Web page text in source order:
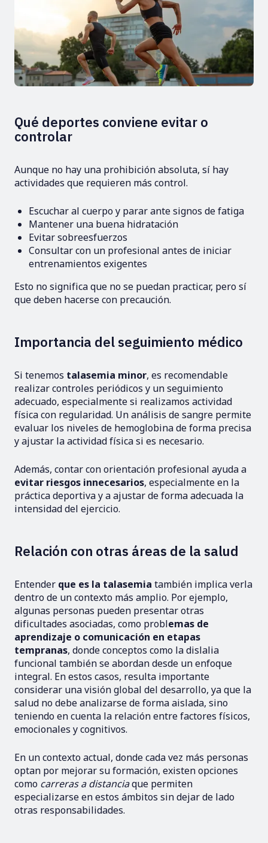
Qué deportes conviene evitar o
controlar
Aunque no hay una prohibición absoluta, sí hay
actividades que requieren más control.
Escuchar al cuerpo y parar ante signos de fatiga
Mantener una buena hidratación
Evitar sobreesfuerzos
Consultar con un profesional antes de iniciar
entrenamientos exigentes
Esto no significa que no se puedan practicar, pero sí
que deben hacerse con precaución.
Importancia del seguimiento médico
Si tenemos talasemia minor, es recomendable
realizar controles periódicos y un seguimiento
adecuado, especialmente si realizamos actividad
física con regularidad. Un análisis de sangre permite
evaluar los niveles de hemoglobina de forma precisa
y ajustar la actividad física si es necesario.
Además, contar con orientación profesional ayuda a
evitar riesgos innecesarios, especialmente en la
práctica deportiva y a ajustar de forma adecuada la
intensidad del ejercicio.
Relación con otras áreas de la salud
Entender que es la talasemia también implica verla
dentro de un contexto más amplio. Por ejemplo,
algunas personas pueden presentar otras
dificultades asociadas, como problemas de
aprendizaje o comunicación en etapas
tempranas, donde conceptos como la dislalia
funcional también se abordan desde un enfoque
integral. En estos casos, resulta importante
considerar una visión global del desarrollo, ya que la
salud no debe analizarse de forma aislada, sino
teniendo en cuenta la relación entre factores físicos,
emocionales y cognitivos.
En un contexto actual, donde cada vez más personas
optan por mejorar su formación, existen opciones
como carreras a distanciaque permiten
especializarse en estos ámbitos sin dejar de lado
otras responsabilidades.